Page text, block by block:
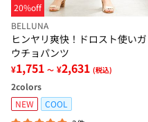
20%off
BELLUNA
ヒンヤリ爽快！ドロスト使いガ
ウチョパンツ
¥1,751 ～ ¥2,631 (税込)
2colors
NEW
COOL